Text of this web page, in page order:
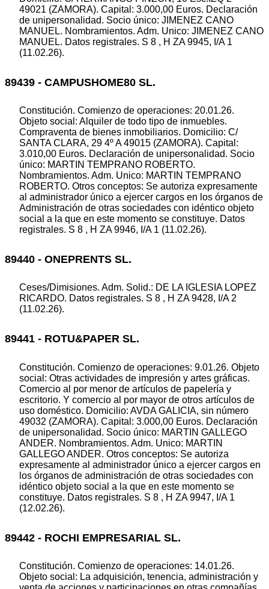
49021 (ZAMORA). Capital: 3.000,00 Euros. Declaración
de unipersonalidad. Socio único: JIMENEZ CANO
MANUEL. Nombramientos. Adm. Unico: JIMENEZ CANO
MANUEL. Datos registrales. S 8 , H ZA 9945, I/A 1
(11.02.26).
89439 - CAMPUSHOME80 SL.
Constitución. Comienzo de operaciones: 20.01.26.
Objeto social: Alquiler de todo tipo de inmuebles.
Compraventa de bienes inmobiliarios. Domicilio: C/
SANTA CLARA, 29 4º A 49015 (ZAMORA). Capital:
3.010,00 Euros. Declaración de unipersonalidad. Socio
único: MARTIN TEMPRANO ROBERTO.
Nombramientos. Adm. Unico: MARTIN TEMPRANO
ROBERTO. Otros conceptos: Se autoriza expresamente
al administrador único a ejercer cargos en los órganos de
Administración de otras sociedades con idéntico objeto
social a la que en este momento se constituye. Datos
registrales. S 8 , H ZA 9946, I/A 1 (11.02.26).
89440 - ONEPRENTS SL.
Ceses/Dimisiones. Adm. Solid.: DE LA IGLESIA LOPEZ
RICARDO. Datos registrales. S 8 , H ZA 9428, I/A 2
(11.02.26).
89441 - ROTU&PAPER SL.
Constitución. Comienzo de operaciones: 9.01.26. Objeto
social: Otras actividades de impresión y artes gráficas.
Comercio al por menor de artículos de papelería y
escritorio. Y comercio al por mayor de otros artículos de
uso doméstico. Domicilio: AVDA GALICIA, sin número
49032 (ZAMORA). Capital: 3.000,00 Euros. Declaración
de unipersonalidad. Socio único: MARTIN GALLEGO
ANDER. Nombramientos. Adm. Unico: MARTIN
GALLEGO ANDER. Otros conceptos: Se autoriza
expresamente al administrador único a ejercer cargos en
los órganos de administración de otras sociedades con
idéntico objeto social a la que en este momento se
constituye. Datos registrales. S 8 , H ZA 9947, I/A 1
(12.02.26).
89442 - ROCHI EMPRESARIAL SL.
Constitución. Comienzo de operaciones: 14.01.26.
Objeto social: La adquisición, tenencia, administración y